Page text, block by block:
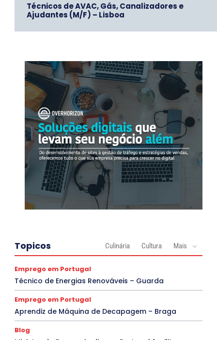
Técnicos de AVAC, Gás, Canalizadores e
Ajudantes (M/F) – Lisboa
Topicos Culinária Cultura Mais
Emprego em Portugal
Técnico de Energias Renováveis – Guarda
Emprego em Portugal
Aprendiz de Máquina de Decapagem – Braga
Blog